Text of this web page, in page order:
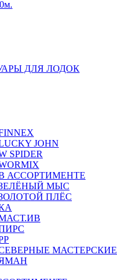
ДЛЯ ЛОДОК
JOHN
АССОРТИМЕНТЕ
МЫС
ПЛЁС
МАСТЕРСКИЕ